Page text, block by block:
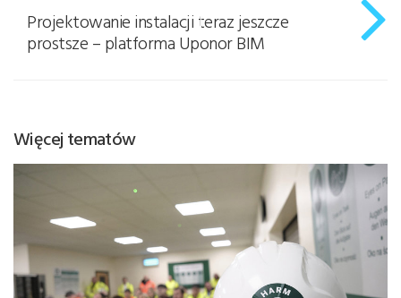
Projektowanie instalacji teraz jeszcze
prostsze – platforma Uponor BIM
Więcej tematów